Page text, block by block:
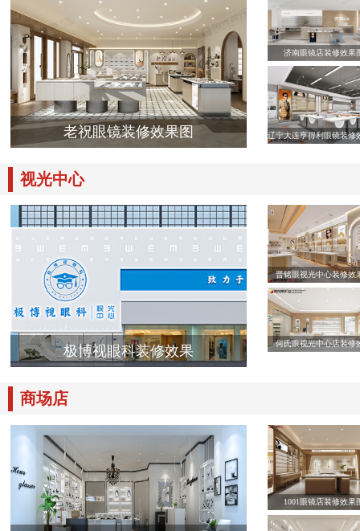
老祝眼镜装修效果图
济南眼镜店装修效果
辽宁大连亨得利眼镜装修
视光中心
极博视眼科装修效果
晋铭眼视光中心装修效
何氏眼视光中心店装修
商场店
1001眼镜店装修效果